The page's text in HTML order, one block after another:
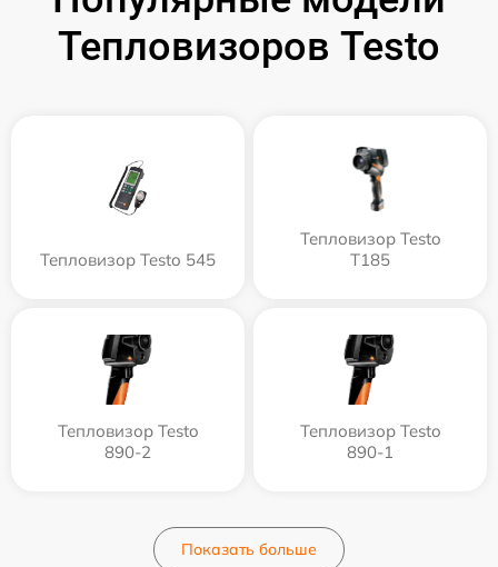
Тепловизоров Testo
Тепловизор Testo 545
Тепловизор Testo
T185
Тепловизор Testo
890-2
Тепловизор Testo
890-1
Показать больше